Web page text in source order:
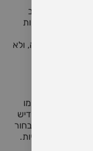
יצירת מרחב
לשתף את הרגשות
חשוב
את השנייה, ולא
מוסכמים כמו
האחר, ולהקדיש
כן, מומלץ לבחור
דעת חיצוניות.